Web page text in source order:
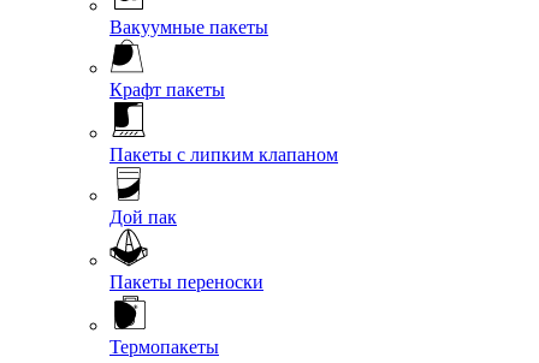
Вакуумные пакеты
Крафт пакеты
Пакеты с липким клапаном
Дой пак
Пакеты переноски
Термопакеты